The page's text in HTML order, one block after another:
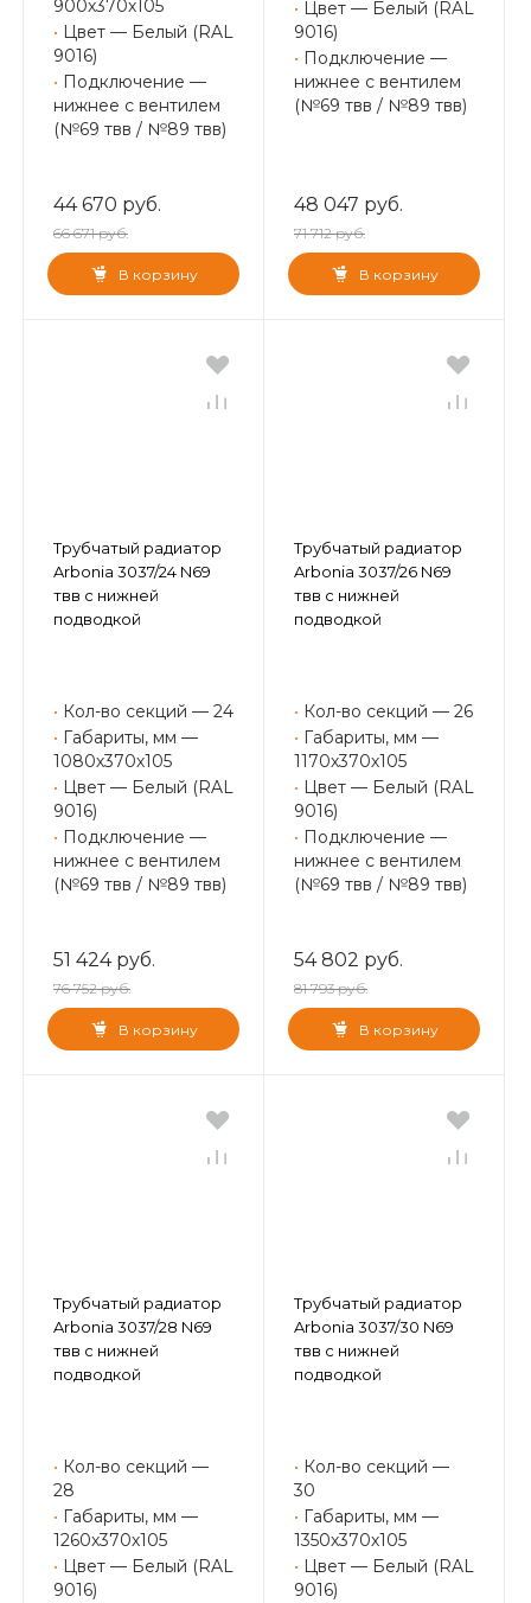
900х370х105
• Цвет — Белый (RAL
9016)
• Подключение —
нижнее с вентилем
(№69 твв / №89 твв)
44 670 руб.
66 671 руб.
В корзину
• Цвет — Белый (RAL
9016)
• Подключение —
нижнее с вентилем
(№69 твв / №89 твв)
48 047 руб.
71 712 руб.
В корзину
Трубчатый радиатор
Arbonia 3037/24 N69
твв с нижней
подводкой
• Кол-во секций — 24
• Габариты, мм —
1080х370х105
• Цвет — Белый (RAL
9016)
• Подключение —
нижнее с вентилем
(№69 твв / №89 твв)
51 424 руб.
76 752 руб.
В корзину
Трубчатый радиатор
Arbonia 3037/26 N69
твв с нижней
подводкой
• Кол-во секций — 26
• Габариты, мм —
1170х370х105
• Цвет — Белый (RAL
9016)
• Подключение —
нижнее с вентилем
(№69 твв / №89 твв)
54 802 руб.
81 793 руб.
В корзину
Трубчатый радиатор
Arbonia 3037/28 N69
твв с нижней
подводкой
• Кол-во секций —
28
• Габариты, мм —
1260х370х105
• Цвет — Белый (RAL
9016)
Трубчатый радиатор
Arbonia 3037/30 N69
твв с нижней
подводкой
• Кол-во секций —
30
• Габариты, мм —
1350х370х105
• Цвет — Белый (RAL
9016)